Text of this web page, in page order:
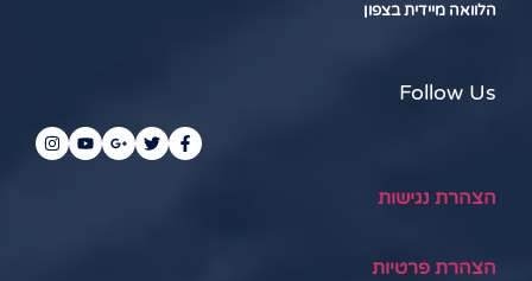
הלוואה מיידית בצפון
Follow Us
הצהרת נגישות
הצהרת פרטיות